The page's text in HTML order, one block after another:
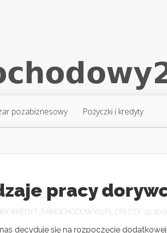
pozabiznesowy Pożyczki i kredyty
pracy
KREDYT-SAMOCHODOWY24.PL ON STY 19, 2017
decyduje się na rozpoczęcie